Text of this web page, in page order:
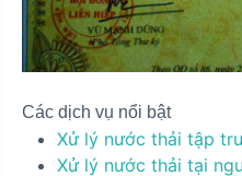
Các dịch vụ nổi bật
Xử lý nước thải tập
Xử lý nước thải tại